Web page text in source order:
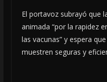
El portavoz subrayó que
animada “por la rapidez
las vacunas” y espera
muestren seguras y